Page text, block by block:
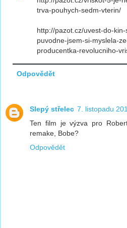
trva-pouhych-sedm-vterin/
http://pazot.cz/uvest-do-
puvodne-jsem-si-myslela-
producentka-revolucniho-
Odpovědět
Slepý střelec 7. listopadu
Ten film je výzva pro
remake, Bobe?
Odpovědět